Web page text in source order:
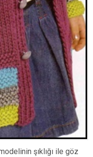
şıklığı ile göz